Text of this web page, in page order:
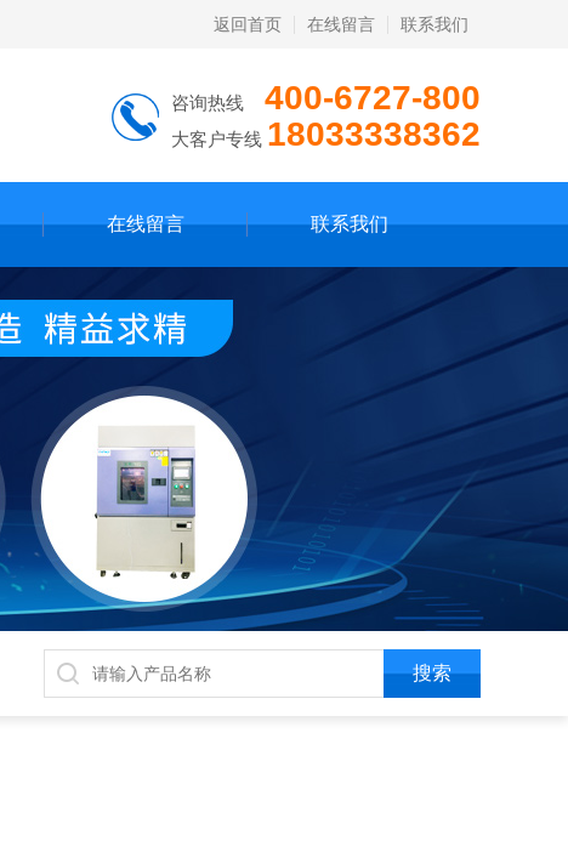
返回首页 在线留言 联系我们
咨询热线 400-6727-800
大客户专线 18033338362
在线留言 联系我们